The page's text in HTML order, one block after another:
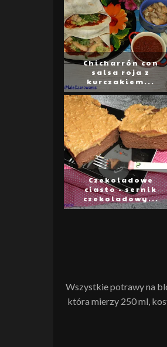
Chicharrón con
salsa roja z
kurczakiem...
Czekoladowe
ciasto - sernik
czekoladowy...
Wszystkie potrawy na
która mierzy 250 ml,